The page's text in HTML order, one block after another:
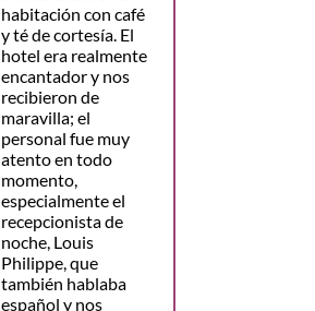
habitación con café
y té de cortesía. El
hotel era realmente
encantador y nos
recibieron de
maravilla; el
personal fue muy
atento en todo
momento,
especialmente el
recepcionista de
noche, Louis
Philippe, que
también hablaba
español y nos